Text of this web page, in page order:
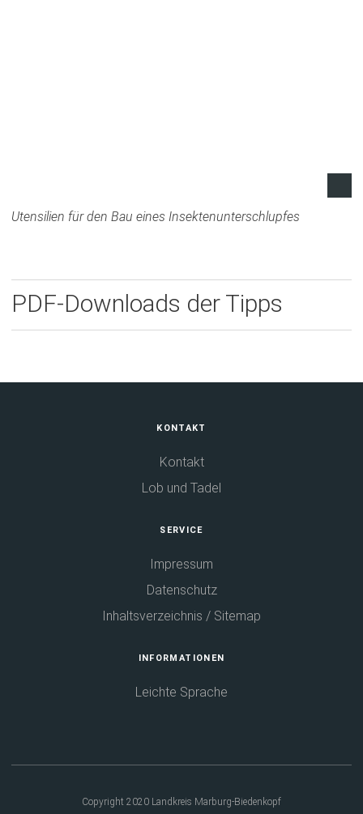
Utensilien für den Bau eines Insektenunterschlupfes
PDF-Downloads der Tipps
KONTAKT
Kontakt
Lob und Tadel
SERVICE
Impressum
Datenschutz
Inhaltsverzeichnis / Sitemap
INFORMATIONEN
Leichte Sprache
Copyright 2020 Landkreis Marburg-Biedenkopf